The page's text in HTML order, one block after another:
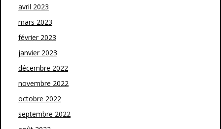
avril 2023
mars 2023
février 2023
janvier 2023
décembre 2022
novembre 2022
octobre 2022
septembre 2022